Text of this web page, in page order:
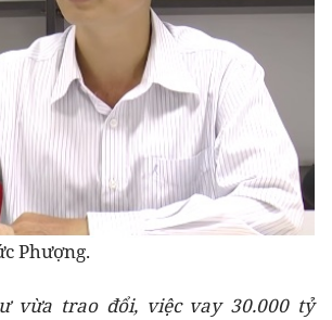
Phượng.
vừa trao đổi, việc vay 30.000 tỷ